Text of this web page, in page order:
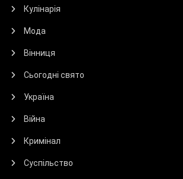
Кулінарія
Мода
Вінниця
Сьогодні свято
Україна
Війна
Кримінал
Суспільство